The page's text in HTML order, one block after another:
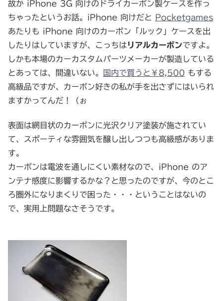
故か iPhone 3G 向けのドライカーボン製ケースを作っ
ちゃったというお話。iPhone 向けだと Pocketgames
あたりも iPhone 向けのカーボン「ルック」ケースを出
したりはしていますが、こっちはリアルカーボンですよ。
しかも本場のカーカスタムパーツメーカーが製造している
とあっては、間違いない。 国内で買うと￥8,500 もする
高級品ですが、カーボン好きの私が手を出さずにはいられ
ますかってんだ！（ぉ
表面は網目状のカーボンに光沢クリア塗装が施されてい
て、スポーティな雰囲気を醸し出しつつも高級感がありま
す。
カーボンは電波を通しにくい素材なので、iPhone のア
ンテナ感度に影響するかな？と思ったのですが、今のとこ
ろ圏外になりまくりで困った・・・ということはないの
で、実用上問題なさそうです。